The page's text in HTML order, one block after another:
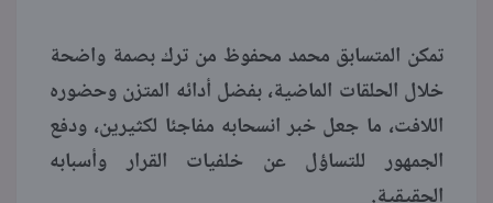
منوعات
تمكن المتسابق محمد محفوظ من ترك بصمة واضحة
خلال الحلقات الماضية، بفضل أدائه المتزن وحضوره
اللافت، ما جعل خبر انسحابه مفاجئا لكثيرين، ودفع
الجمهور للتساؤل عن خلفيات القرار وأسبابه